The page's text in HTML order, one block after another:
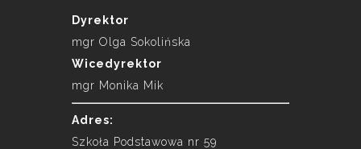
Dyrektor
mgr Olga Sokolińska
Wicedyrektor
mgr Monika Mik
Adres:
Szkoła Podstawowa nr 59